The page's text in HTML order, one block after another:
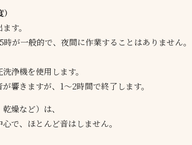
す。
が一般的で、夜間に作業することはありません。
浄機を使用します。
響きますが、1〜2時間で終了します。
燥など）は、
で、ほとんど音はしません。